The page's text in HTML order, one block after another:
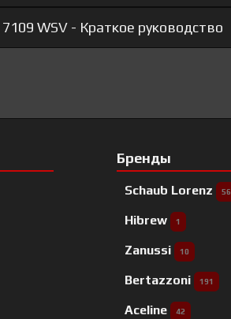
WSV - Краткое руководство
Бренды
Schaub Lorenz 56
Hibrew 1
Zanussi 10
Bertazzoni 191
Aceline 42